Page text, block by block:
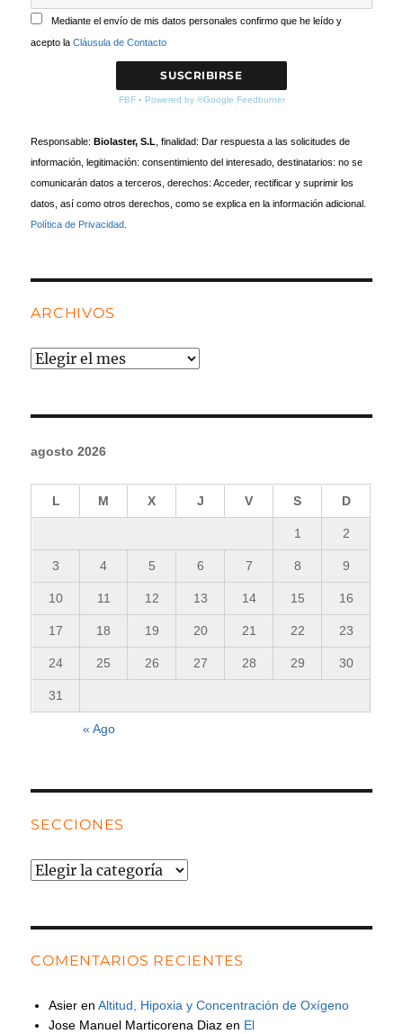
Mediante el envío de mis datos personales confirmo que he leído y
acepto laCláusula de Contacto
FBF▪ Powered by ®Google Feedburner
Responsable:Biolaster, S.L , finalidad: Dar respuesta a las solicitudes de
información, legitimación: consentimiento del interesado, destinatarios: no se
comunicarán datos a terceros, derechos: Acceder, rectificar y suprimir los
datos, así como otros derechos, como se explica en la información adicional.
Política de Privacidad
ARCHIVOS
Archivos
agosto 2026
L M X J V S D
1 2
3 4 5 6 7 8 9
10 11 12 13 14 15 16
17 18 19 20 21 22 23
24 25 26 27 28 29 30
31
« Ago
SECCIONES
Secciones
COMENTARIOS RECIENTES
Asier enAltitud, Hipoxia y Concentración de Oxígeno
Jose Manuel Marticorena Diaz en El